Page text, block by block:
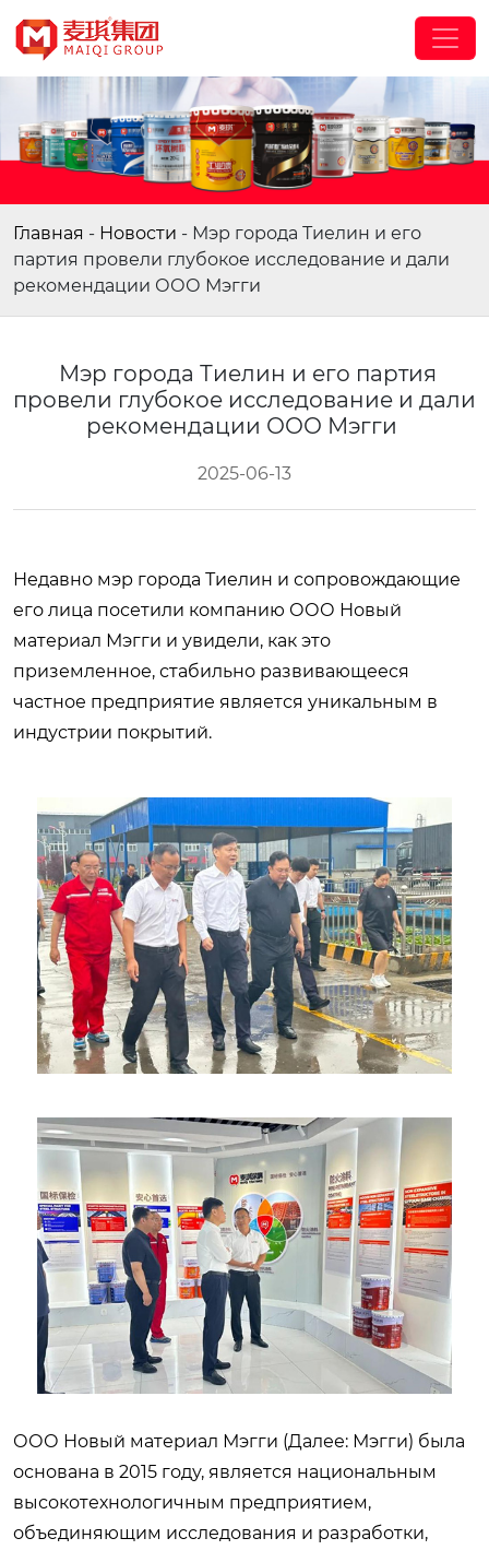
Главная - Новости - Мэр города Тиелин и его
партия провели глубокое исследование и дали
рекомендации ООО Мэгги
Мэр города Тиелин и его партия
провели глубокое исследование и дали
рекомендации ООО Мэгги
2025-06-13
Недавно мэр города Тиелин и сопровождающие
его лица посетили компанию ООО Новый
материал Мэгги и увидели, как это
приземленное, стабильно развивающееся
частное предприятие является уникальным в
индустрии покрытий.
ООО Новый материал Мэгги (Далее: Мэгги) была
основана в 2015 году, является национальным
высокотехнологичным предприятием,
объединяющим исследования и разработки,